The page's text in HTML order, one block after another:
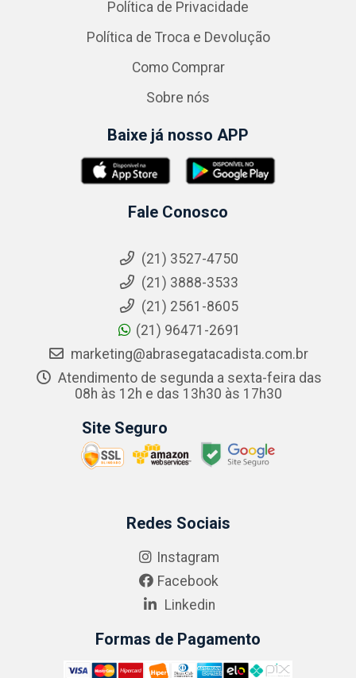
Política de Privacidade
Política de Troca e Devolução
Como Comprar
Sobre nós
Baixe já nosso APP
Fale Conosco
(21) 3527-4750
(21) 3888-3533
(21) 2561-8605
(21) 96471-2691
marketing@abrasegatacadista.com.br
Atendimento de segunda a sexta-feira das
08h às 12h e das 13h30 às 17h30
Site Seguro
Redes Sociais
Instagram
Facebook
Linkedin
Formas de Pagamento